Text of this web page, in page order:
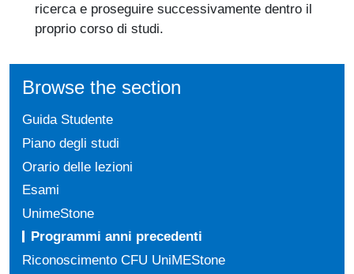
ricerca e proseguire successivamente dentro il
proprio corso di studi.
Browse the section
Guida Studente
Piano degli studi
Orario delle lezioni
Esami
UnimeStone
Programmi anni precedenti
Riconoscimento CFU UniMEStone